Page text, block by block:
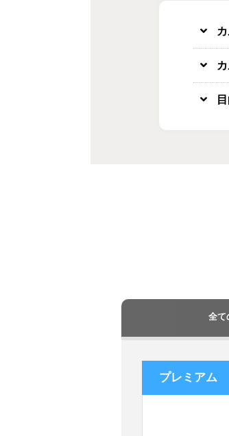
全て
プレミアム